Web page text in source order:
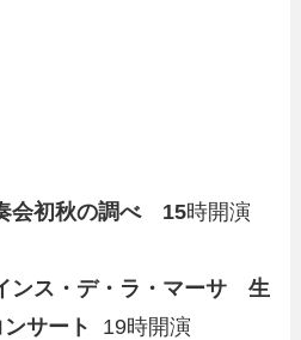
会初秋の調べ 15時開演
ンス・デ・ラ・マーサ 生
サート 19時開演